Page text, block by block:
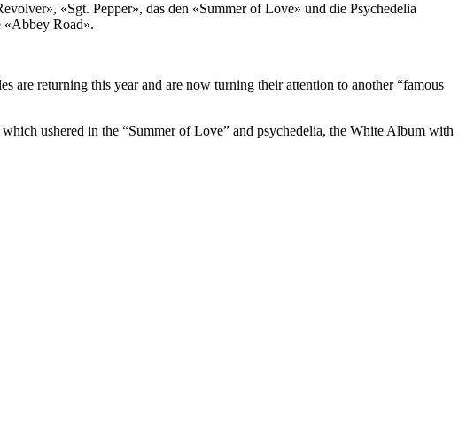
«Sgt. Pepper», das den «Summer of Love» und die Psychedelia
«Abbey Road».
are returning this year and are now turning their attention to another “famous
ushered in the “Summer of Love” and psychedelia, the White Album with